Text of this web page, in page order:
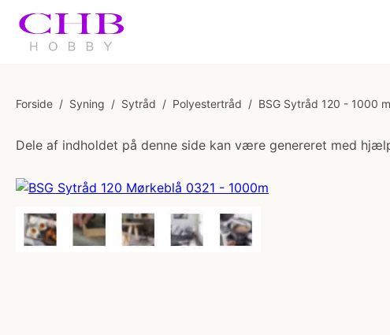
Forside / Syning / Sytråd / Polyestertråd / BSG Sytråd 120 - 1000
Dele af indholdet på denne side kan være genereret med